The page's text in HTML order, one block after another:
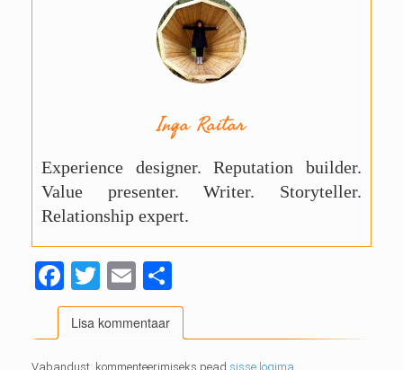
Inga Raitar
Experience designer. Reputation builder.
Value presenter. Writer. Storyteller.
Relationship expert.
F
a
ce
b
T
wi
tt
er
E
m
ai
l
h
ar
e
Lisa kommentaar
Vabandust, kommenteerimiseks pead sisse logima